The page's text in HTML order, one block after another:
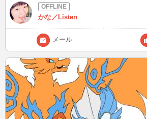
すが…。 まあ恐らく黒猫でしょう。 外は凄く寒いから、ウチ入れて
欲しかったのかなぁ？？？ 皆さんは、野良猫に声掛けられたことあ
りますか？ 次は12/27(水)22時半頃～ 年の瀬も迫り何かとご多用のこ
とと存じますが、体調を崩されませんようご
かな／Listen
メール